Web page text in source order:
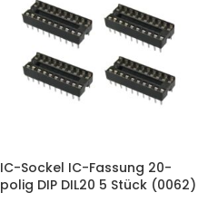
IC-Sockel IC-Fassung 20-
polig DIP DIL20 5 Stück (0062)